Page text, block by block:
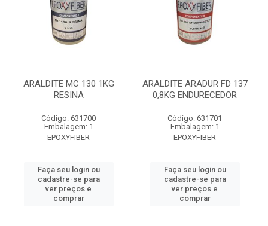
ARALDITE MC 130 1KG
RESINA
Código: 631700
Embalagem: 1
EPOXYFIBER
Faça seu login ou
cadastre-se para
ver preços e
comprar
ARALDITE ARADUR FD 137
0,8KG ENDURECEDOR
Código: 631701
Embalagem: 1
EPOXYFIBER
Faça seu login ou
cadastre-se para
ver preços e
comprar